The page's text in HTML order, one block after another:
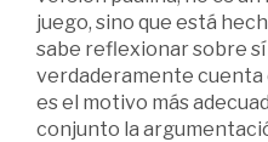
juego, sino que está
sabe reflexionar sobre sí
verdaderamente cuenta
es el motivo más
conjunto la